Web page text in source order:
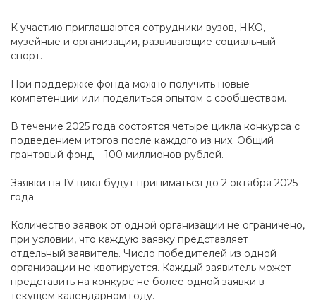
К участию приглашаются сотрудники вузов, НКО,
музейные и организации, развивающие социальный
спорт.
При поддержке фонда можно получить новые
компетенции или поделиться опытом с сообществом.
В течение 2025 года состоятся четыре цикла конкурса с
подведением итогов после каждого из них. Общий
грантовый фонд – 100 миллионов рублей.
Заявки на IV цикл будут приниматься до 2 октября 2025
года.
Количество заявок от одной организации не ограничено,
при условии, что каждую заявку представляет
отдельный заявитель. Число победителей из одной
организации не квотируется. Каждый заявитель может
представить на конкурс не более одной заявки в
текущем календарном году.